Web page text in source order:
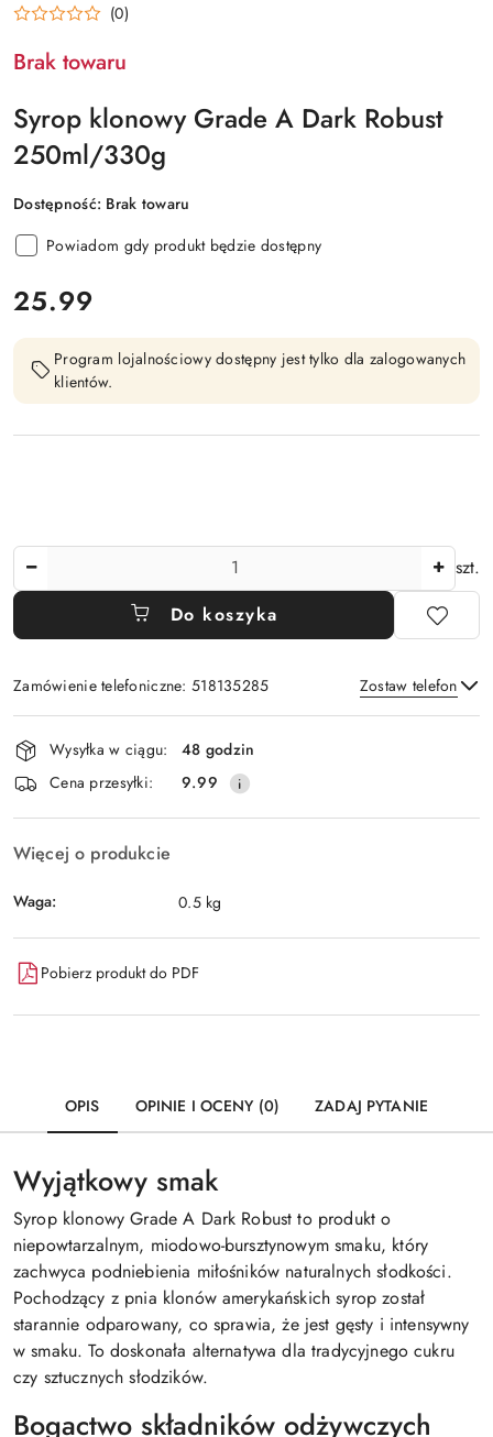
(0)
Brak towaru
Syrop klonowy Grade A Dark Robust
250ml/330g
Dostępność: Brak towaru
Powiadom gdy produkt będzie dostępny
cena:
25.99
Program lojalnościowy dostępny jest tylko dla zalogowanych
klientów.
szt.
Do koszyka
Zamówienie telefoniczne: 518135285 Zostaw telefon
Wyślij
Dostępność
i
dostawa
Wysyłka w ciągu:
48 godzin
Cena przesyłki:
9.99
Więcej o produkcie
Waga: 0.5 kg
Pobierz produkt do PDF
OPIS OPINIE I OCENY (0) ZADAJ PYTANIE
Wyjątkowy smak
Syrop klonowy Grade A Dark Robust to produkt o
niepowtarzalnym, miodowo-bursztynowym smaku, który
zachwyca podniebienia miłośników naturalnych słodkości.
Pochodzący z pnia klonów amerykańskich syrop został
starannie odparowany, co sprawia, że jest gęsty i intensywny
w smaku. To doskonała alternatywa dla tradycyjnego cukru
czy sztucznych słodzików.
Bogactwo składników odżywczych